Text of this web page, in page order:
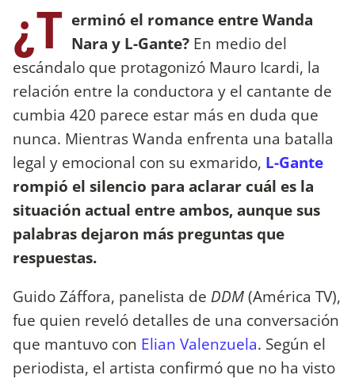
¿T erminó el romance entre Wanda
Nara y L-Gante? En medio del
escándalo que protagonizó Mauro Icardi, la
relación entre la conductora y el cantante de
cumbia 420 parece estar más en duda que
nunca. Mientras Wanda enfrenta una batalla
legal y emocional con su exmarido, L-Gante
rompió el silencio para aclarar cuál es la
situación actual entre ambos, aunque sus
palabras dejaron más preguntas que
respuestas.
Guido Záffora, panelista de DDM(América TV),
fue quien reveló detalles de una conversación
que mantuvo con Elian Valenzuela. Según el
periodista, el artista confirmó que no ha visto